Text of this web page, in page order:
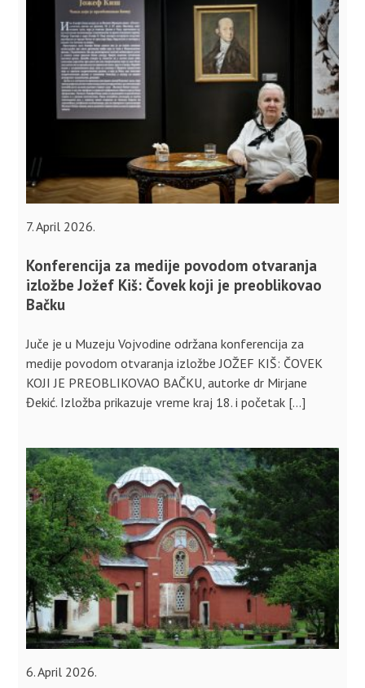
7. April 2026.
Konferencija za medije povodom otvaranja
izložbe Jožef Kiš: Čovek koji je preoblikovao
Bačku
Juče je u Muzeju Vojvodine održana konferencija za
medije povodom otvaranja izložbe JOŽEF KIŠ: ČOVEK
KOJI JE PREOBLIKOVAO BAČKU, autorke dr Mirjane
Đekić. Izložba prikazuje vreme kraj 18. i početak […]
6. April 2026.